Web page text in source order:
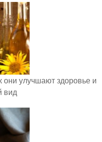
улучшают здоровье и
вид